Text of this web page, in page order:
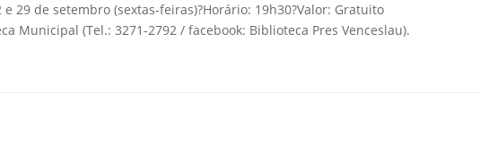
e 29 de setembro (sextas-feiras)?Horário: 19h30?Valor: Gratuito
Municipal (Tel.: 3271-2792 / facebook: Biblioteca Pres Venceslau).